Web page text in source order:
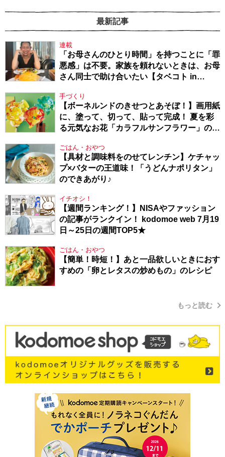
最新記事
連載
「お母さんのひとり時間」を持つことに「罪
悪感」は不要。家族を頼れないときは、お母
さん同士で助け合いたい【タベコト in
手づくり
【ボーネルンドのきせつとあそぼ！】画用紙
に、塗って、切って、貼って完成！ 夏を彩
る元気なお花「カラフルサンフラワー」の作
ごはん・おやつ
【具材と調味料をのせてレンチン】ケチャッ
プ×バターの王道味！「うどんナポリタン」
のできあがり♪
イチオシ！
【週間ランキング！】NISAやファッション
の記事がランクイン！ kodomoe web 7月19
日～25日の週間TOP5★
ごはん・おやつ
【簡単！時短！】あと一品欲しいときにおす
すめの「卵とレタスの炒めもの」のレシピ
もっと読む